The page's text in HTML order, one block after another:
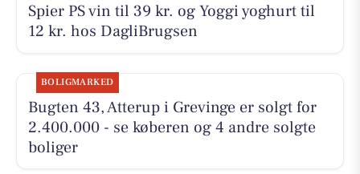
Spier PS vin til 39 kr. og Yoggi yoghurt til
12 kr. hos DagliBrugsen
BOLIGMARKED
Bugten 43, Atterup i Grevinge er solgt for
2.400.000 - se køberen og 4 andre solgte
boliger